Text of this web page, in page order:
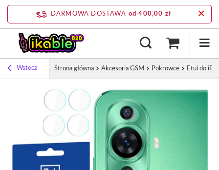
DARMOWA DOSTAWA od 400,00 zł
Wstecz Strona główna Akcesoria GSM Pokrowce Etui do